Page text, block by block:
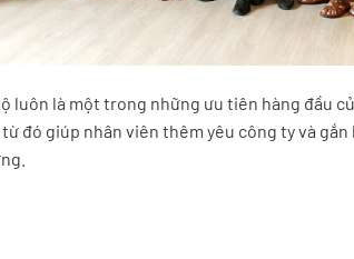
luôn là một trong những ưu tiên hàng đầu
đó giúp nhân viên thêm yêu công ty và